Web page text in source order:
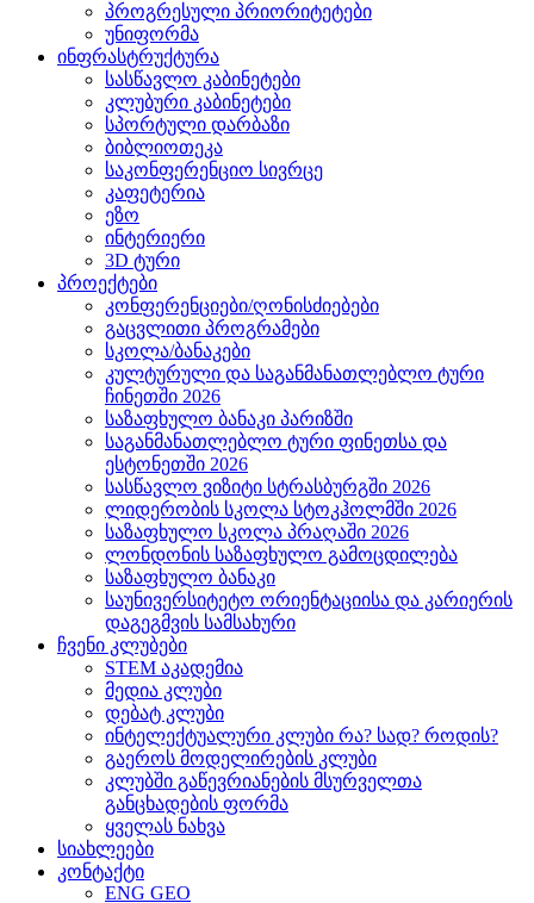
პროგრესული პრიორიტეტები
უნიფორმა
ინფრასტრუქტურა
სასწავლო კაბინეტები
კლუბური კაბინეტები
სპორტული დარბაზი
ბიბლიოთეკა
საკონფერენციო სივრცე
კაფეტერია
ეზო
ინტერიერი
3D ტური
პროექტები
კონფერენციები/ღონისძიებები
გაცვლითი პროგრამები
სკოლა/ბანაკები
კულტურული და საგანმანათლებლო ტური
ჩინეთში 2026
საზაფხულო ბანაკი პარიზში
საგანმანათლებლო ტური ფინეთსა და
ესტონეთში 2026
სასწავლო ვიზიტი სტრასბურგში 2026
ლიდერობის სკოლა სტოკჰოლმში 2026
საზაფხულო სკოლა პრაღაში 2026
ლონდონის საზაფხულო გამოცდილება
საზაფხულო ბანაკი
საუნივერსიტეტო ორიენტაციისა და კარიერის
დაგეგმვის სამსახური
ჩვენი კლუბები
STEM აკადემია
მედია კლუბი
დებატ კლუბი
ინტელექტუალური კლუბი რა? სად? როდის?
გაეროს მოდელირების კლუბი
კლუბში გაწევრიანების მსურველთა
განცხადების ფორმა
ყველას ნახვა
სიახლეები
კონტაქტი
ENG GEO